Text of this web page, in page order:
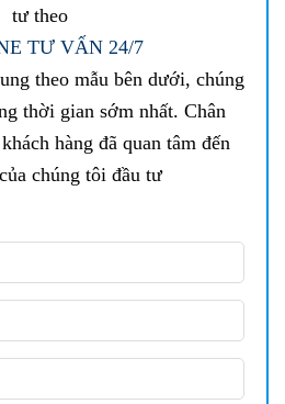
tư theo
TƯ VẤN 24/7
theo mẫu bên dưới, chúng
thời gian sớm nhất. Chân
hàng đã quan tâm đến
chúng tôi đầu tư